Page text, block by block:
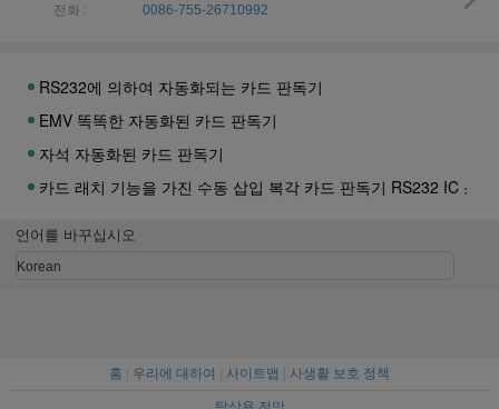
전화 : 0086-755-26710992
자동화된 ATM 스마트 카드 독자, 자기 카드 독자 및 작가 ISO
RS232에 의하여 자동화되는 카드 판독기
EMV 똑똑한 자동화된 카드 판독기
자석 자동화된 카드 판독기
카드 래치 기능을 가진 수동 삽입 복각 카드 판독기 RS232 IC 스
언어를 바꾸십시오
Korean
홈 우리에 대하여 사이트맵 사생활 보호 정책